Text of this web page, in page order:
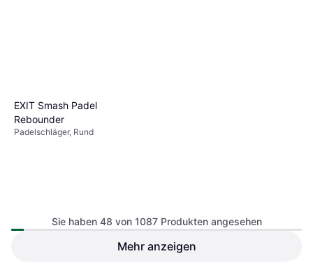
EXIT Smash Padel
Rebounder
Padelschläger, Rund
Sie haben 48 von 1087 Produkten angesehen
Mehr anzeigen